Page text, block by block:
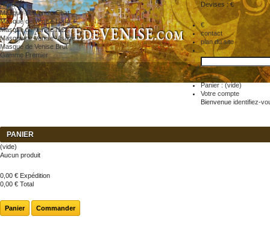
Devises : €
€
contact
plan du site
Panier :(vide)
Votre compte
Bienvenue identifiez-
Accueil
Masque de Venise Chat
Masque de Venise Loup
Masque de Venise Nez
Masque de Venise Visage
Masque de Venise Brut
Gamme Premier
PANIER
(vide)
Aucun produit
0,00 € Expédition
0,00 € Total
Panier Commander